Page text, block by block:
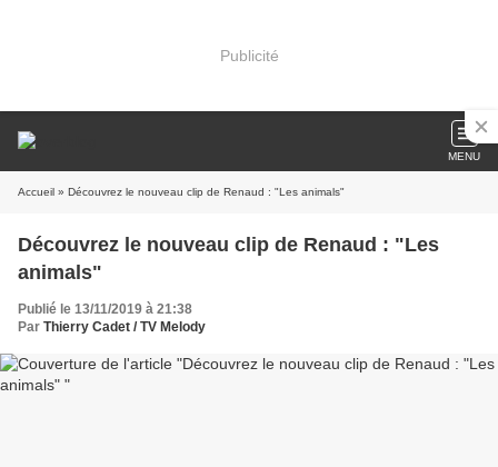
Publicité
MENU
Accueil » Découvrez le nouveau clip de Renaud : "Les animals"
Découvrez le nouveau clip de Renaud : "Les
animals"
Publié le 13/11/2019 à 21:38
Par Thierry Cadet / TV Melody